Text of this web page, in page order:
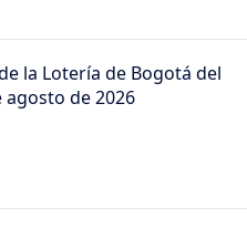
la Lotería de Bogotá del
agosto de 2026